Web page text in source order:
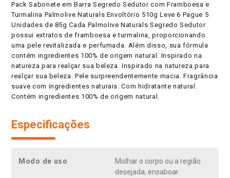
Pack Sabonete em Barra Segredo Sedutor com Framboesa e
Turmalina Palmolive Naturals Envoltório 510g Leve 6 Pague 5
Unidades de 85g Cada Palmolive Naturals Segredo Sedutor
possui extratos de framboesa e turmalina, proporcionando
uma pele revitalizada e perfumada. Além disso, sua fórmula
contém ingredientes 100% de origem natural. Inspirado na
natureza para realçar sua beleza. Inspirado na natureza para
realçar sua beleza. Pele surpreendentemente macia. Fragrância
suave com ingredientes naturais. Com hidratante natural.
Contém ingredientes 100% de origem natural.
Especificações
Modo de uso
Molhar o corpo ou a região
desejada, ensaboar